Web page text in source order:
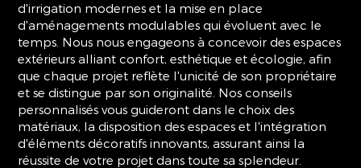
d'irrigation modernes et la mise en place
d'aménagements modulables qui évoluent avec le
temps. Nous nous engageons à concevoir des espaces
extérieurs alliant confort, esthétique et écologie, afin
que chaque projet reflète l'unicité de son propriétaire
et se distingue par son originalité. Nos conseils
personnalisés vous guideront dans le choix des
matériaux, la disposition des espaces et l'intégration
d'éléments décoratifs innovants, assurant ainsi la
réussite de votre projet dans toute sa splendeur.